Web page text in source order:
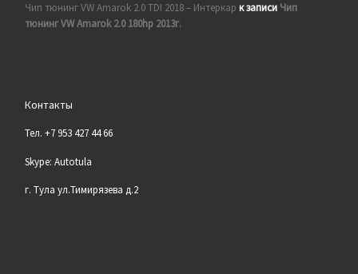
Чип тюнинг VW Amarok 2.0 TDI 2018 – Интеркар к записи Чип
тюнинг VW Amarok 2.0 180hp 2013г.
Контакты
Тел. +7 953 427 44 66
Skype: Autotula
г. Тула ул.Тимирязева д.2